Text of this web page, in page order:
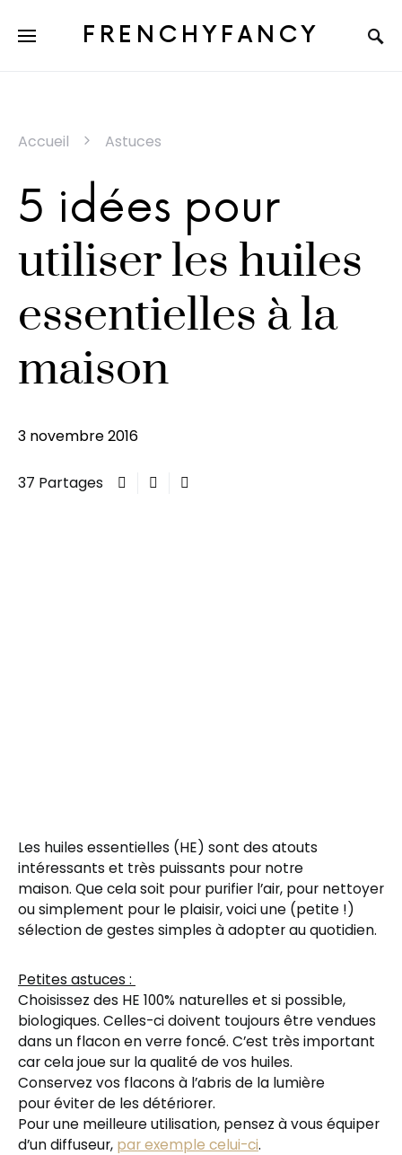
FRENCHYFANCY
Accueil Astuces
5 idées pour
utiliser les huiles
essentielles à la
maison
3 novembre 2016
37 Partages
Les huiles essentielles (HE) sont des atouts
intéressants et très puissants pour notre
maison. Que cela soit pour purifier l’air, pour nettoyer
ou simplement pour le plaisir, voici une (petite !)
sélection de gestes simples à adopter au quotidien.
Petites astuces :
Choisissez des HE 100% naturelles et si possible,
biologiques. Celles-ci doivent toujours être vendues
dans un flacon en verre foncé. C’est très important
car cela joue sur la qualité de vos huiles.
Conservez vos flacons à l’abris de la lumière
pour éviter de les détériorer.
Pour une meilleure utilisation, pensez à vous équiper
d’un diffuseur, par exemple celui-ci.